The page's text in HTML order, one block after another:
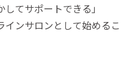
てサポートできる」
インサロンとして始めるこ